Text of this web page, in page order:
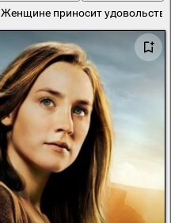
Женщине приносит